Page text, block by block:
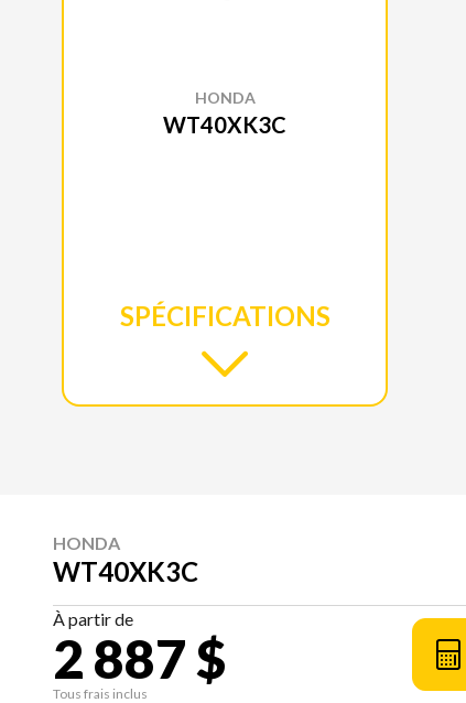
HONDA
WT40XK3C
SPÉCIFICATIONS
HONDA
WT40XK3C
À partir de
2 887 $
Tous frais inclus